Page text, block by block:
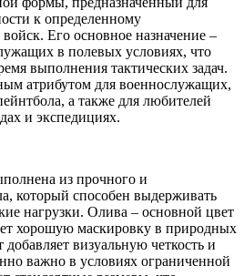
к определенному
Его основное назначение –
в полевых условиях, что
выполнения тактических задач.
атрибутом для военнослужащих,
а также для любителей
и экспедициях.
из прочного и
который способен выдерживать
нагрузки. Олива – основной цвет
хорошую маскировку в природных
визуальную четкость и
важно в условиях ограниченной